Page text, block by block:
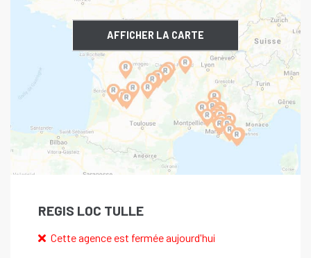
AFFICHER LA CARTE
REGIS LOC TULLE
Cette agence est fermée aujourd'hui